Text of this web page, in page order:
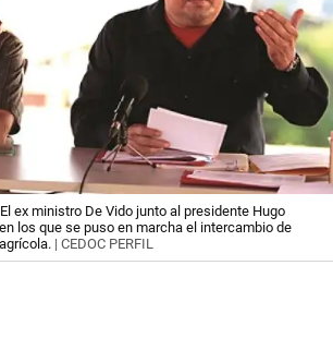
ex ministro De Vido junto al presidente Hugo
los que se puso en marcha el intercambio de
| CEDOC PERFIL